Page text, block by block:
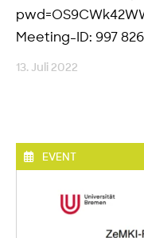
Meeting-ID: 997
13. Juli 2022
EVENT